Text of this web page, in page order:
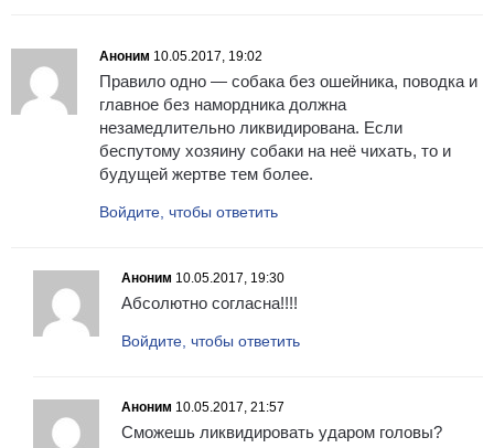
Аноним 10.05.2017, 19:02
Правило одно — собака без ошейника, поводка и
главное без намордника должна
незамедлительно ликвидирована. Если
беспутому хозяину собаки на неё чихать, то и
будущей жертве тем более.
Войдите, чтобы ответить
Аноним 10.05.2017, 19:30
Абсолютно согласна!!!!
Войдите, чтобы ответить
Аноним 10.05.2017, 21:57
Сможешь ликвидировать ударом головы?